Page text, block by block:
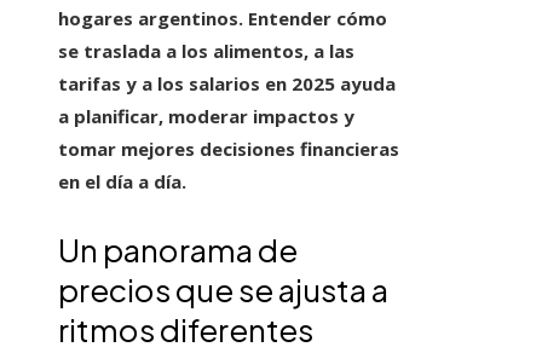
hogares argentinos. Entender cómo
se traslada a los alimentos, a las
tarifas y a los salarios en 2025 ayuda
a planificar, moderar impactos y
tomar mejores decisiones financieras
en el día a día.
Un panorama de
precios que se ajusta a
ritmos diferentes